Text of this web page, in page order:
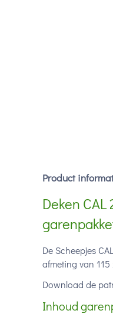
Product
Deken
De Scheepjes
afmeting van
Download de
Inhoud